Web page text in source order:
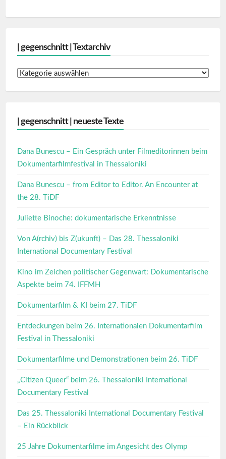
| gegenschnitt | Textarchiv
| gegenschnitt | neueste Texte
Dana Bunescu – Ein Gespräch unter Filmeditorinnen beim
Dokumentarfilmfestival in Thessaloniki
Dana Bunescu – from Editor to Editor. An Encounter at
the 28. TiDF
Juliette Binoche: dokumentarische Erkenntnisse
Von A(rchiv) bis Z(ukunft) – Das 28. Thessaloniki
International Documentary Festival
Kino im Zeichen politischer Gegenwart: Dokumentarische
Aspekte beim 74. IFFMH
Dokumentarfilm & KI beim 27. TiDF
Entdeckungen beim 26. Internationalen Dokumentarfilm
Festival in Thessaloniki
Dokumentarfilme und Demonstrationen beim 26. TiDF
„Citizen Queer“ beim 26. Thessaloniki International
Documentary Festival
Das 25. Thessaloniki International Documentary Festival
– Ein Rückblick
25 Jahre Dokumentarfilme im Angesicht des Olymp